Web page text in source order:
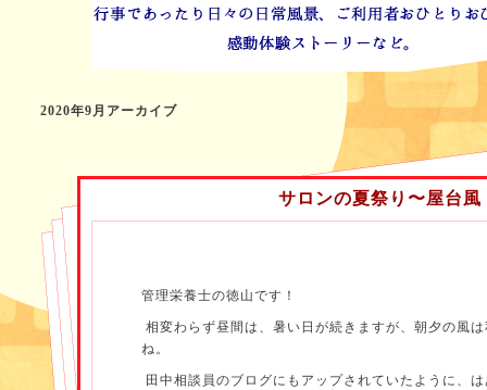
2020年9月アーカイブ
サロンの夏祭り〜屋台風
管理栄養士の徳山です！
相変わらず昼間は、暑い日が続きますが、朝夕の風
ね。
田中相談員のブログにもアップされていたように、